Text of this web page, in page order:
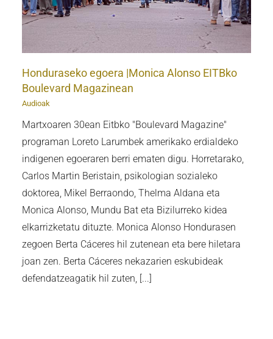
Honduraseko egoera |Monica Alonso EITBko
Boulevard Magazinean
Audioak
Martxoaren 30ean Eitbko "Boulevard Magazine"
programan Loreto Larumbek amerikako erdialdeko
indigenen egoeraren berri ematen digu. Horretarako,
Carlos Martin Beristain, psikologian sozialeko
doktorea, Mikel Berraondo, Thelma Aldana eta
Monica Alonso, Mundu Bat eta Bizilurreko kidea
elkarrizketatu dituzte. Monica Alonso Hondurasen
zegoen Berta Cáceres hil zutenean eta bere hiletara
joan zen. Berta Cáceres nekazarien eskubideak
defendatzeagatik hil zuten, [...]